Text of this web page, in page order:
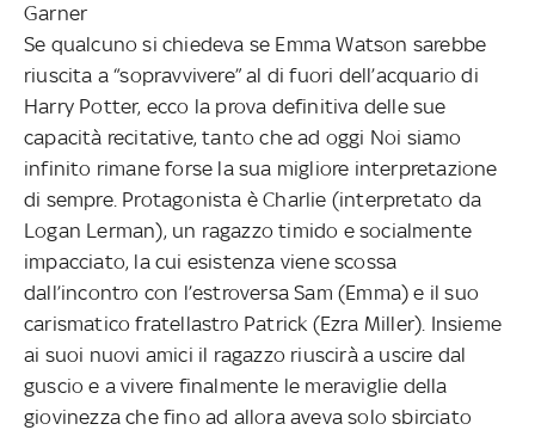
Garner
Se qualcuno si chiedeva se Emma Watson sarebbe
riuscita a “sopravvivere” al di fuori dell’acquario di
Harry Potter, ecco la prova definitiva delle sue
capacità recitative, tanto che ad oggi Noi siamo
infinito rimane forse la sua migliore interpretazione
di sempre. Protagonista è Charlie (interpretato da
Logan Lerman), un ragazzo timido e socialmente
impacciato, la cui esistenza viene scossa
dall’incontro con l’estroversa Sam (Emma) e il suo
carismatico fratellastro Patrick (Ezra Miller). Insieme
ai suoi nuovi amici il ragazzo riuscirà a uscire dal
guscio e a vivere finalmente le meraviglie della
giovinezza che fino ad allora aveva solo sbirciato